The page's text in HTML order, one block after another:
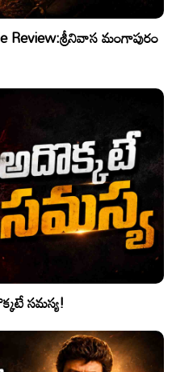
Review:శ్రీనివాస మంగాపురం
సమస్య!